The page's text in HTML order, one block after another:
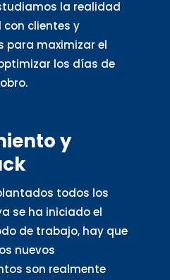
la realidad
clientes y
para maximizar el
los días de
y
todos los
se ha iniciado el
de trabajo, hay que
nuevos
son realmente